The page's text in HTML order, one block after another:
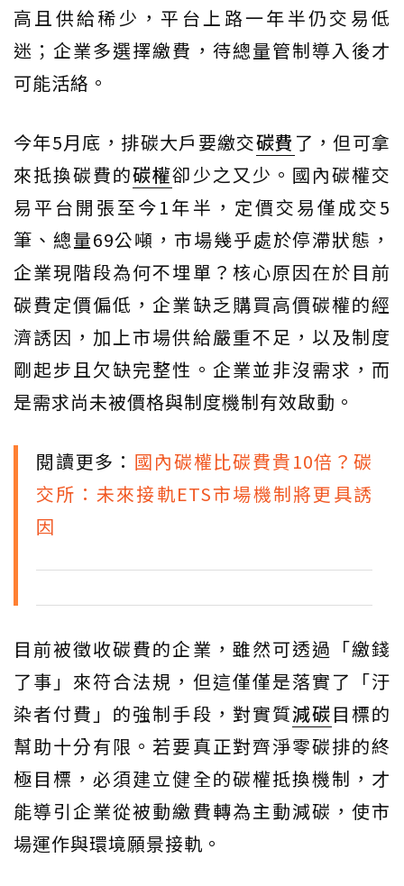
高且供給稀少，平台上路一年半仍交易低
迷；企業多選擇繳費，待總量管制導入後才
可能活絡。
今年5月底，排碳大戶要繳交碳費了，但可拿
來抵換碳費的碳權卻少之又少。國內碳權交
易平台開張至今1年半，定價交易僅成交5
筆、總量69公噸，市場幾乎處於停滯狀態，
企業現階段為何不埋單？核心原因在於目前
碳費定價偏低，企業缺乏購買高價碳權的經
濟誘因，加上市場供給嚴重不足，以及制度
剛起步且欠缺完整性。企業並非沒需求，而
是需求尚未被價格與制度機制有效啟動。
閱讀更多： 國內碳權比碳費貴10倍？碳
交所：未來接軌ETS市場機制將更具誘
因
目前被徵收碳費的企業，雖然可透過「繳錢
了事」來符合法規，但這僅僅是落實了「汙
染者付費」的強制手段，對實質減碳目標的
幫助十分有限。若要真正對齊淨零碳排的終
極目標，必須建立健全的碳權抵換機制，才
能導引企業從被動繳費轉為主動減碳，使市
場運作與環境願景接軌。